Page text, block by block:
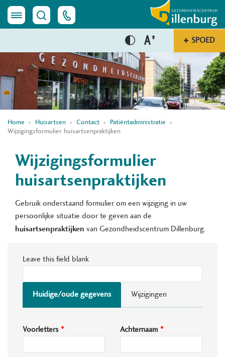
SPOED
Home Huisartsen Contact
Patiëntadministratie
Wijzigingsformulier huisartsenpraktijken
Wijzigingsformulier
huisartsenpraktijken
Gebruik onderstaand formulier om een wijziging in uw
persoonlijke situatie door te geven aan de
huisartsenpraktijken van Gezondheidscentrum Dillenburg.
Leave this field blank
Huidige/oude gegevens Wijzigingen
Voorletters Achternaam